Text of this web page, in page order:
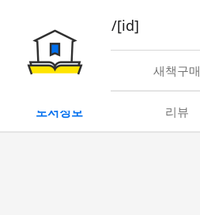
book/rent/[id]
대여 새책구매
도서정보 리뷰